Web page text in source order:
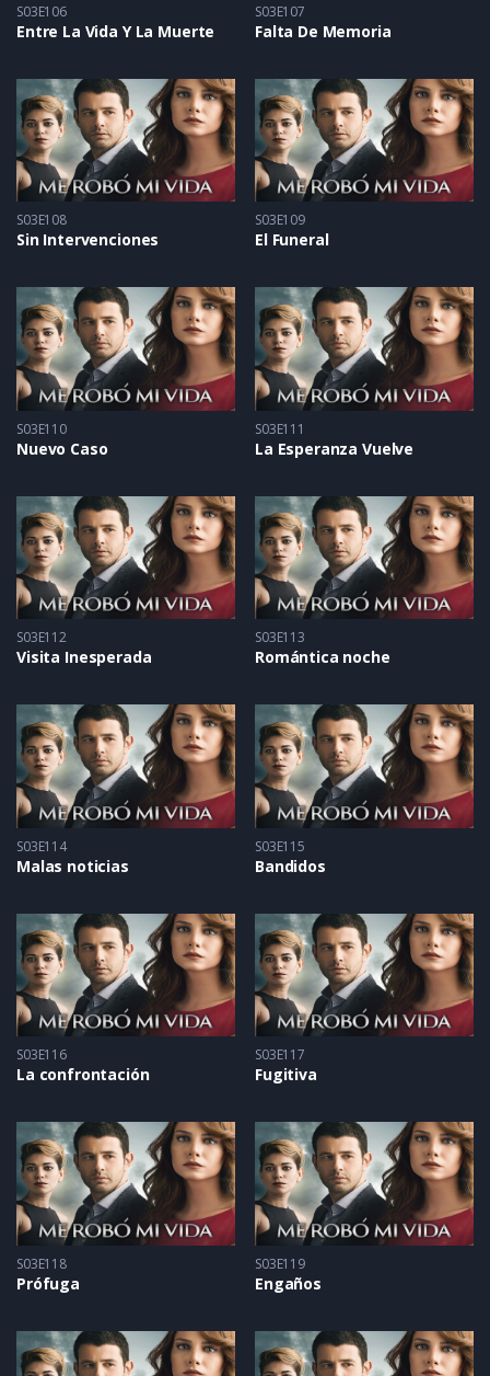
S03E106
Entre La Vida Y La Muerte
S03E107
Falta De Memoria
S03E108
Sin Intervenciones
S03E109
El Funeral
S03E110
Nuevo Caso
S03E111
La Esperanza Vuelve
S03E112
Visita Inesperada
S03E113
Romántica noche
S03E114
Malas noticias
S03E115
Bandidos
S03E116
La confrontación
S03E117
Fugitiva
S03E118
Prófuga
S03E119
Engaños